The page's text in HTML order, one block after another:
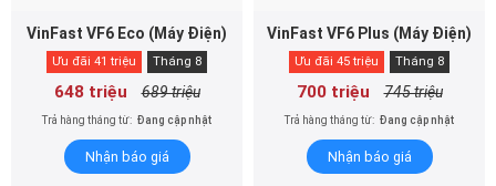
VinFast VF6 Eco (Máy Điện)
Ưu đãi 41 triệu Tháng 8
648 triệu 689 triệu
Trả hàng tháng từ: Đang cập nhật
Nhận báo giá
VinFast VF6 Plus (Máy Điện)
Ưu đãi 45 triệu Tháng 8
700 triệu 745 triệu
Trả hàng tháng từ: Đang cập nhật
Nhận báo giá